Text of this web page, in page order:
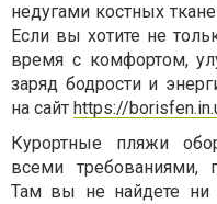
недугами костных
Если вы хотите не
время с комфортом,
заряд бодрости и
на сайт https://
Курортные пляжи
всеми требованиями,
Там вы не найдете ни